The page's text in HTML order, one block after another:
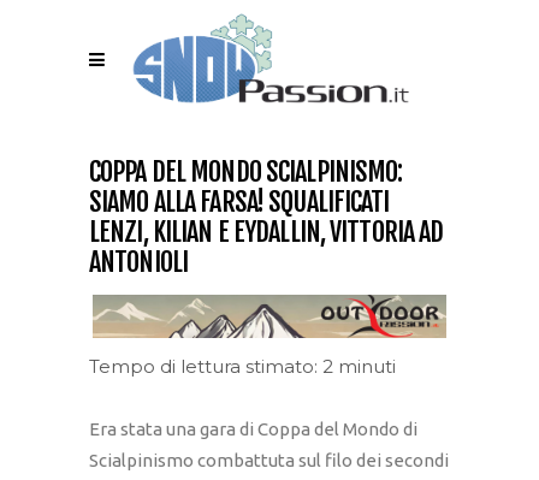
COPPA DEL MONDO SCIALPINISMO:
SIAMO ALLA FARSA! SQUALIFICATI
LENZI, KILIAN E EYDALLIN, VITTORIA AD
ANTONIOLI
Tempo di lettura stimato: 2 minuti
Era stata una gara di Coppa del Mondo di
Scialpinismo combattuta sul filo dei secondi